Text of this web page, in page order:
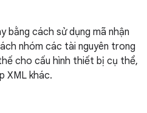
bằng cách sử dụng mã nhận
nhóm các tài nguyên trong
cho cấu hình thiết bị cụ thể,
XML khác.